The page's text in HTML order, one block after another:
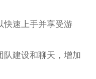
快速上手并享受游
队建设和聊天，增加